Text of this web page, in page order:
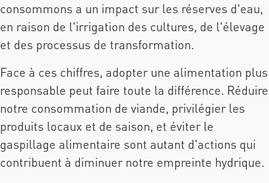
consommons a un impact sur les réserves d'eau,
en raison de l'irrigation des cultures, de l'élevage
et des processus de transformation.
Face à ces chiffres, adopter une alimentation plus
responsable peut faire toute la différence. Réduire
notre consommation de viande, privilégier les
produits locaux et de saison, et éviter le
gaspillage alimentaire sont autant d'actions qui
contribuent à diminuer notre empreinte hydrique.